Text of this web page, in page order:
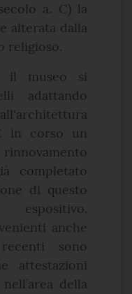
a. C) la
alterata dalla
religioso.
il museo si
adattando
in corso un
completato
di questo
anche
sono
attestazioni
della